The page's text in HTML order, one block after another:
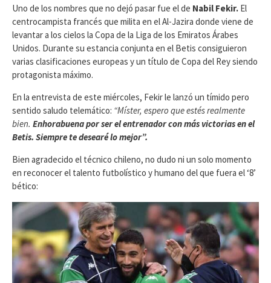
Uno de los nombres que no dejó pasar fue el de Nabil Fekir. El
centrocampista francés que milita en el Al-Jazira donde viene de
levantar a los cielos la Copa de la Liga de los Emiratos Árabes
Unidos. Durante su estancia conjunta en el Betis consiguieron
varias clasificaciones europeas y un título de Copa del Rey siendo
protagonista máximo.
En la entrevista de este miércoles, Fekir le lanzó un tímido pero
sentido saludo telemático: “Míster, espero que estés realmente
bien. Enhorabuena por ser el entrenador con más victorias en el
Betis. Siempre te desearé lo mejor”.
Bien agradecido el técnico chileno, no dudo ni un solo momento
en reconocer el talento futbolístico y humano del que fuera el ‘8’
bético: